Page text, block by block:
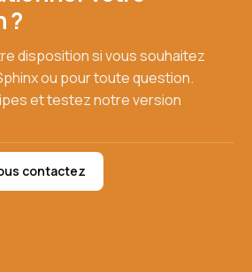
?
disposition si vous souhaitez
ou pour toute question.
et testez notre version
contactez